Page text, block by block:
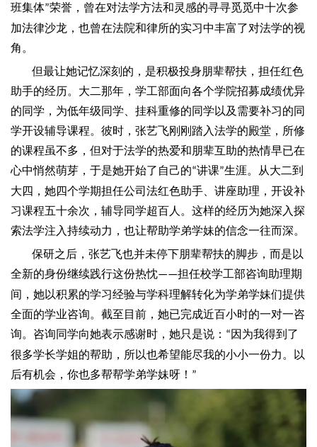
班集体”荣誉，曾在对法学方法和灵感的寻寻觅觅中十次参
加法律沙龙，也曾在法院和律所的实习中丰富了对法学的视
角。
但最让她记忆深刻的，是积极投身朋辈帮扶，担任红色
助手的经历。大二那年，学工部面向各个学院招募成绩优异
的同学，为低年级同学、挂科重修的同学以及需要补习的同
学开设辅导课程。彼时，张艺飞刚刚踏入法学的殿堂，所修
的课程虽不多，但对于法学的热爱和朋辈互助的热情早已在
心中悄然萌芽，于是她开始了自己的“讲课”生涯。从大二到
大四，她四个学期担任公司法红色助手、讲座助理，开设补
习课程五十余次，辅导同学超百人。这样的经历为她深入探
索法学注入持续动力，也让帮助学弟学妹的信念一往而深。
保研之后，张艺飞也并未停下朋辈帮扶的脚步，而是以
全新的身份继续践行这份热忱——担任校学工部咨询助理期
间，她以积累的学习经验与学科理解转化为学弟学妹们提供
全面的学业咨询。截至目前，她已完成近百小时的一对一咨
询。咨询同学向她表示感谢时，她只是说： “因为我得到了
很多学长学姐的帮助，所以也希望能尽我的小小一份力。以
后有机会，你也多帮帮学弟学妹呀！ ”